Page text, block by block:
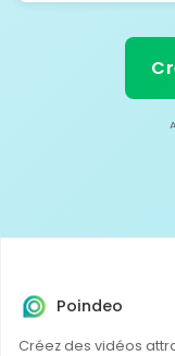
Poindeo
Créez des vidéos